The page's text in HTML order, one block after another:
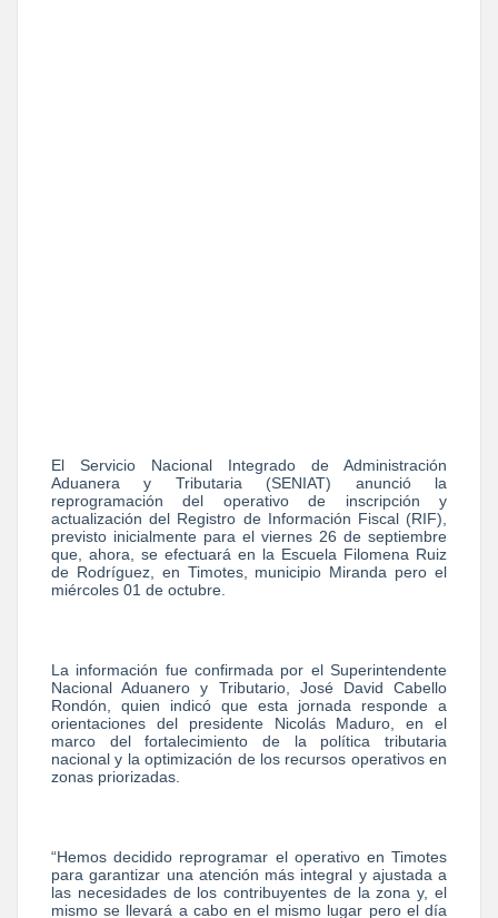
El Servicio Nacional Integrado de Administración
Aduanera y Tributaria (SENIAT) anunció la
reprogramación del operativo de inscripción y
actualización del Registro de Información Fiscal (RIF),
previsto inicialmente para el viernes 26 de septiembre
que, ahora, se efectuará en la Escuela Filomena Ruiz
de Rodríguez, en Timotes, municipio Miranda pero el
miércoles 01 de octubre.
La información fue confirmada por el Superintendente
Nacional Aduanero y Tributario, José David Cabello
Rondón, quien indicó que esta jornada responde a
orientaciones del presidente Nicolás Maduro, en el
marco del fortalecimiento de la política tributaria
nacional y la optimización de los recursos operativos en
zonas priorizadas.
“Hemos decidido reprogramar el operativo en Timotes
para garantizar una atención más integral y ajustada a
las necesidades de los contribuyentes de la zona y, el
mismo se llevará a cabo en el mismo lugar pero el día